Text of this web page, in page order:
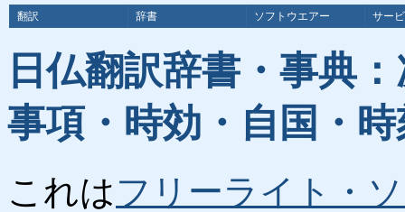
翻訳 辞書 ソフトウエアー サー
日仏翻訳辞書・事典
事項・時効・自国・
これはフリーライト・